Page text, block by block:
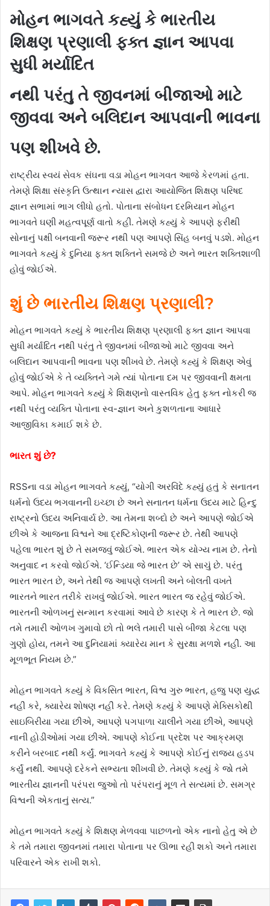
મોહન ભાગવતે કહ્યું કે ભારતીય
શિક્ષણ પ્રણાલી ફક્ત જ્ઞાન આપવા
સુધી મર્યાદિત
નથી પરંતુ તે જીવનમાં બીજાઓ માટે
જીવવા અને બલિદાન આપવાની ભાવના
પણ શીખવે છે.
રાષ્ટ્રીય સ્વયં સેવક સંઘના વડા મોહન ભાગવત આજે કેરળમાં હતા.
તેમણે શિક્ષા સંસ્કૃતિ ઉત્થાન ન્યાસ દ્વારા આયોજિત શિક્ષણ પરિષદ
જ્ઞાન સભામાં ભાગ લીધો હતો. પોતાના સંબોધન દરમિયાન મોહન
ભાગવતે ઘણી મહત્વપૂર્ણ વાતો કહી. તેમણે કહ્યું કે આપણે ફરીથી
સોનાનું પક્ષી બનવાની જરૂર નથી પણ આપણે સિંહ બનવું પડશે. મોહન
ભાગવતે કહ્યું કે દુનિયા ફક્ત શક્તિને સમજે છે અને ભારત શક્તિશાળી
હોવું જોઈએ.
શું છે ભારતીય શિક્ષણ પ્રણાલી?
મોહન ભાગવતે કહ્યું કે ભારતીય શિક્ષણ પ્રણાલી ફક્ત જ્ઞાન આપવા
સુધી મર્યાદિત નથી પરંતુ તે જીવનમાં બીજાઓ માટે જીવવા અને
બલિદાન આપવાની ભાવના પણ શીખવે છે. તેમણે કહ્યું કે શિક્ષણ એવું
હોવું જોઈએ કે તે વ્યક્તિને ગમે ત્યાં પોતાના દમ પર જીવવાની ક્ષમતા
આપે. મોહન ભાગવતે કહ્યું કે શિક્ષણનો વાસ્તવિક હેતુ ફક્ત નોકરી જ
નથી પરંતુ વ્યક્તિ પોતાના સ્વ-જ્ઞાન અને કુશળતાના આધારે
આજીવિકા કમાઈ શકે છે.
ભારત શું છે?
RSSના વડા મોહન ભાગવતે કહ્યું, “યોગી અરવિંદે કહ્યું હતું કે સનાતન
ધર્મનો ઉદય ભગવાનની ઇચ્છા છે અને સનાતન ધર્મના ઉદય માટે હિન્દુ
રાષ્ટ્રનો ઉદય અનિવાર્ય છે. આ તેમના શબ્દો છે અને આપણે જોઈએ
છીએ કે આજના વિશ્વને આ દ્રષ્ટિકોણની જરૂર છે. તેથી આપણે
પહેલા ભારત શું છે તે સમજવું જોઈએ. ભારત એક યોગ્ય નામ છે. તેનો
અનુવાદ ન કરવો જોઈએ. ‘ઈન્ડિયા જે ભારત છે’ એ સાચું છે. પરંતુ
ભારત ભારત છે, અને તેથી જ આપણે લખતી અને બોલતી વખતે
ભારતને ભારત તરીકે રાખવું જોઈએ. ભારત ભારત જ રહેવું જોઈએ.
ભારતની ઓળખનું સન્માન કરવામાં આવે છે કારણ કે તે ભારત છે. જો
તમે તમારી ઓળખ ગુમાવો છો તો ભલે તમારી પાસે બીજા કેટલા પણ
ગુણો હોય, તમને આ દુનિયામાં ક્યારેય માન કે સુરક્ષા મળશે નહીં. આ
મૂળભૂત નિયમ છે.”
મોહન ભાગવતે કહ્યું કે વિકસિત ભારત, વિશ્વ ગુરુ ભારત, હજુ પણ યુદ્ધ
નહીં કરે, ક્યારેય શોષણ નહીં કરે. તેમણે કહ્યું કે આપણે મેક્સિકોથી
સાઇબિરીયા ગયા છીએ, આપણે પગપાળા ચાલીને ગયા છીએ, આપણે
નાની હોડીઓમાં ગયા છીએ. આપણે કોઈના પ્રદેશ પર આક્રમણ
કરીને બરબાદ નથી કર્યું. ભાગવતે કહ્યું કે આપણે કોઈનું રાજ્ય હડપ
કર્યું નથી. આપણે દરેકને સભ્યતા શીખવી છે. તેમણે કહ્યું કે જો તમે
ભારતીય જ્ઞાનની પરંપરા જુઓ તો પરંપરાનું મૂળ તે સત્યમાં છે. સમગ્ર
વિશ્વની એકતાનું સત્ય.”
મોહન ભાગવતે કહ્યું કે શિક્ષણ મેળવવા પાછળનો એક નાનો હેતુ એ છે
કે તમે તમારા જીવનમાં તમારા પોતાના પર ઊભા રહી શકો અને તમારા
પરિવારને એક રાખી શકો.